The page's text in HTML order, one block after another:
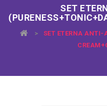
SET
>
SET ETERNA ANTI-